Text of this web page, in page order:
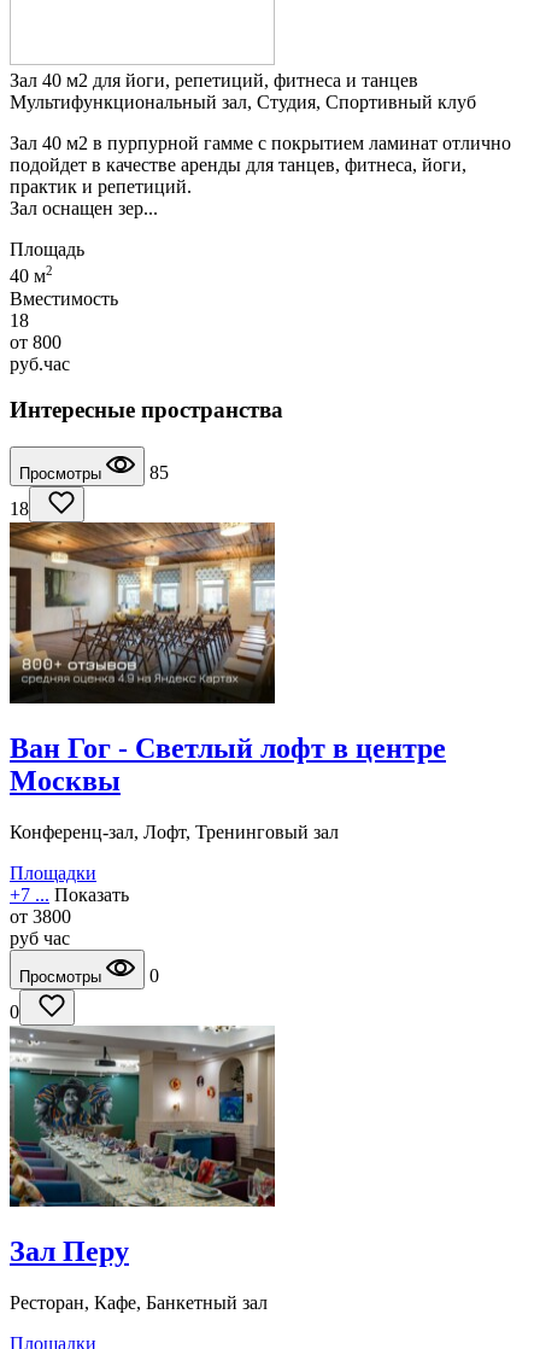
Зал 40 м2 для йоги, репетиций, фитнеса и танцев
Мультифункциональный зал, Студия, Спортивный клуб
Зал 40 м2 в пурпурной гамме с покрытием ламинат отлично
подойдет в качестве аренды для танцев, фитнеса, йоги,
практик и репетиций.
Зал оснащен зер...
Площадь
40 м2
Вместимость
18
от 800
руб.час
Интересные пространства
Просмотры
85
18
Ван Гог - Светлый лофт в центре
Москвы
Конференц-зал, Лофт, Тренинговый зал
Площадки
+7 ... Показать
от 3800
руб час
Просмотры
0
0
Зал Перу
Ресторан, Кафе, Банкетный зал
Площадки